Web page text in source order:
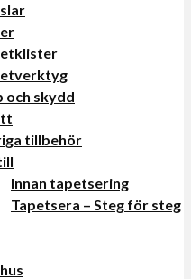
och skydd
tillbehör
Innan tapetsering
Tapetsera – Steg för steg